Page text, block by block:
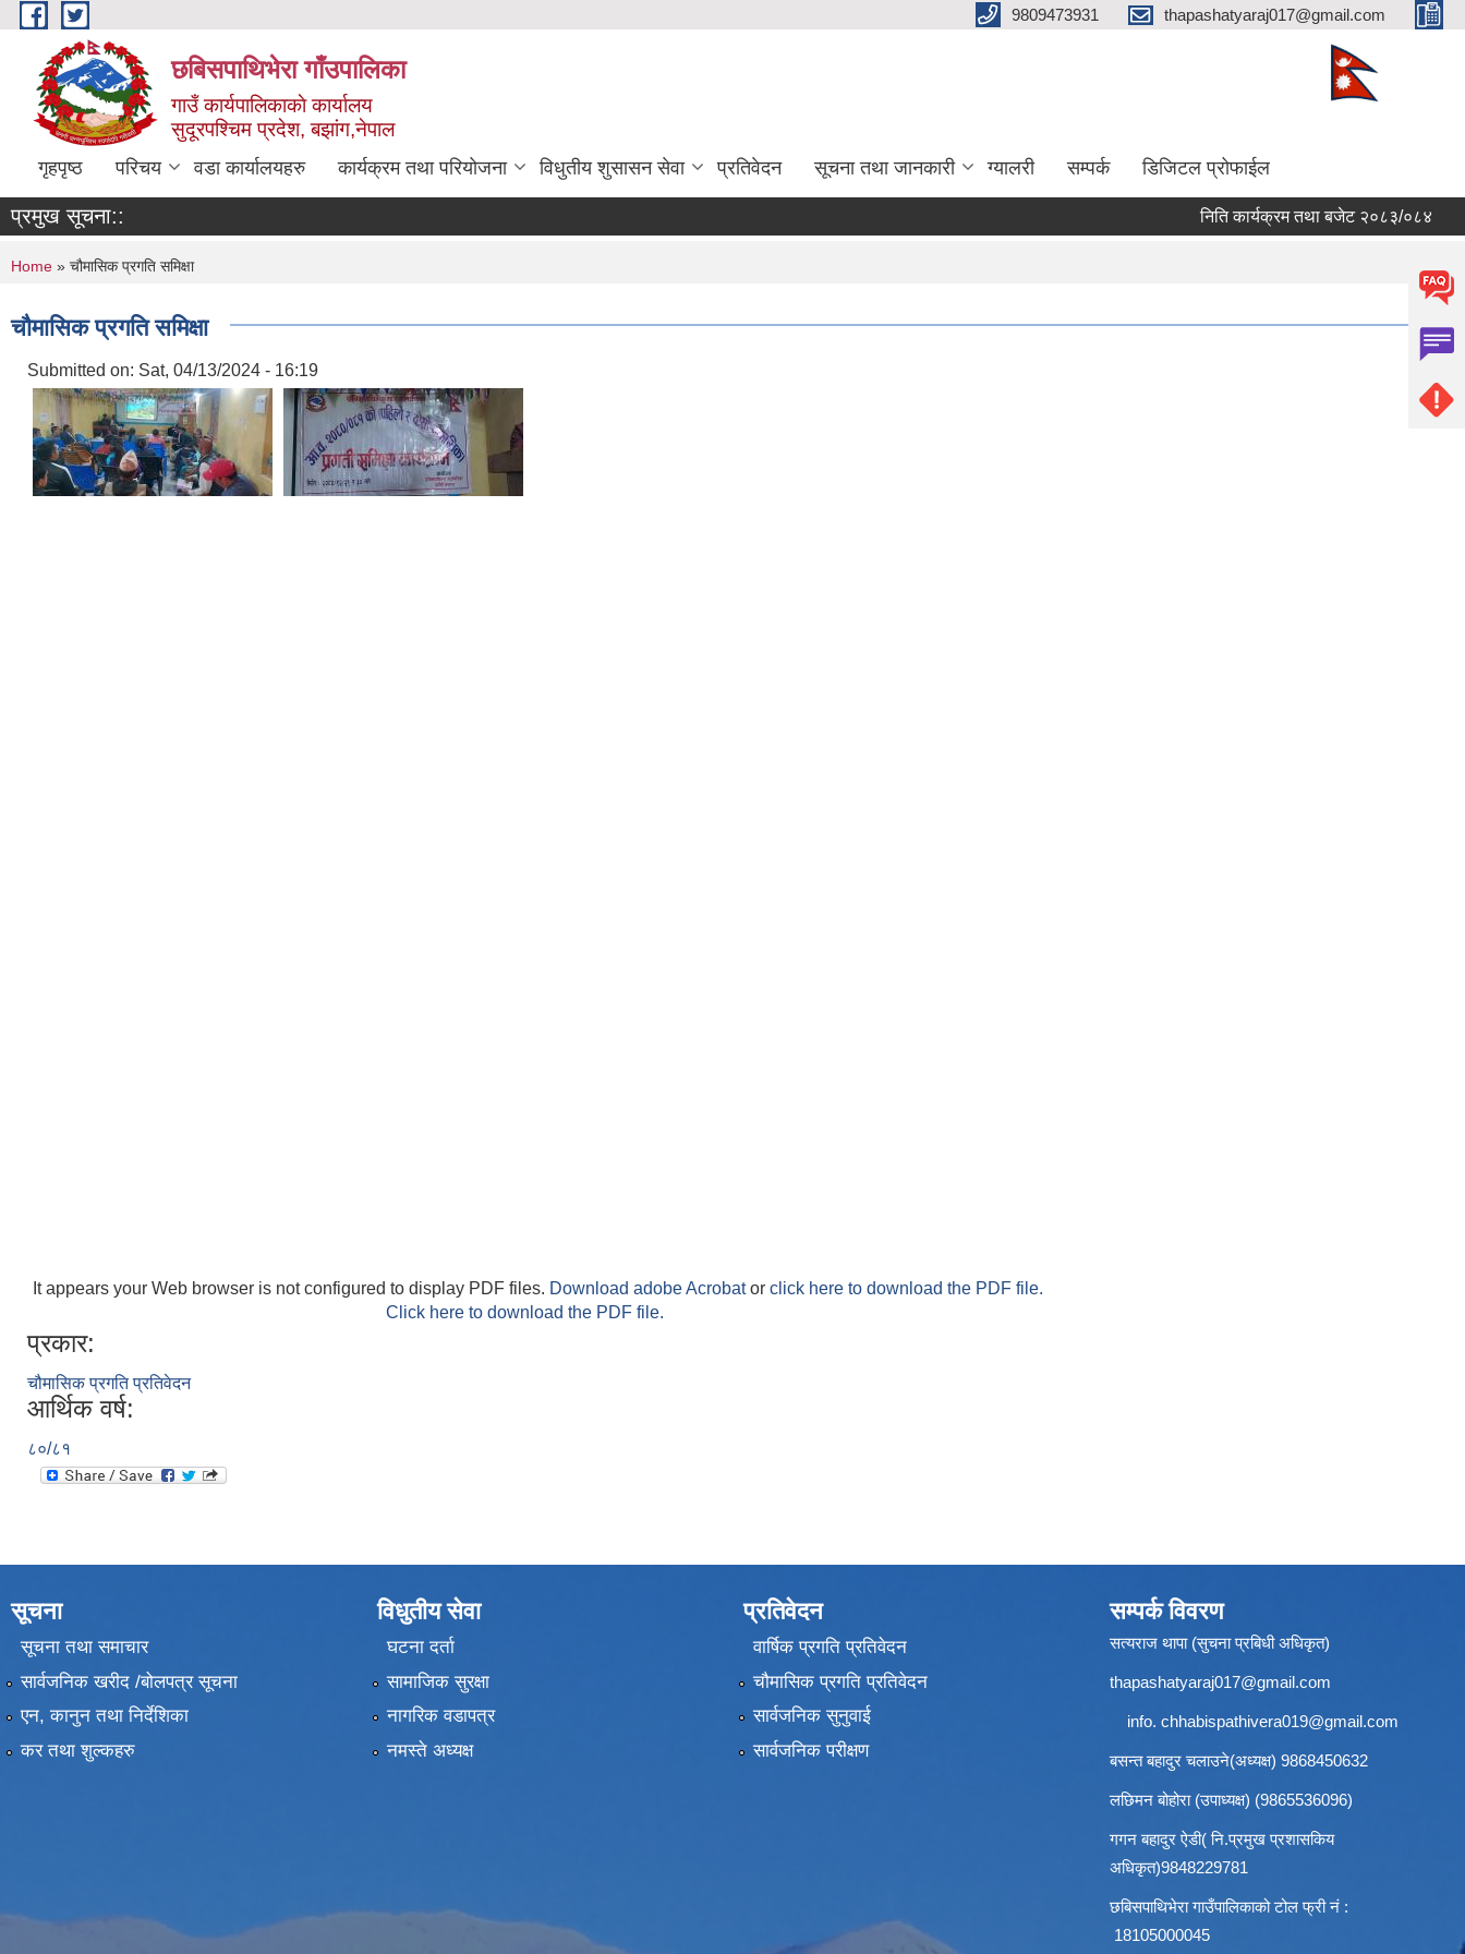
Skip to main content 9809473931 thapashatyaraj017@gmail.com
छबिसपाथिभेरा गाँउपालिका
गाउँ कार्यपालिकाकाे कार्यालय
सुदूरपश्चिम प्रदेश, बझांग,नेपाल
गृहपृष्ठ परिचय वडा कार्यालयहरु कार्यक्रम तथा परियोजना विधुतीय शुसासन सेवा प्रतिवेदन सूचना तथा जानकारी ग्यालरी सम्पर्क डिजिटल प्रोफाईल
प्रमुख सूचना:: निति कार्यक्रम तथा बजेट २०८३/०८४
You are here
Home » चौमासिक प्रगति समिक्षा
चौमासिक प्रगति समिक्षा
Submitted on: Sat, 04/13/2024 - 16:19
It appears your Web browser is not configured to display PDF files. Download adobe Acrobator click here to download the PDF file.
Click here to download the PDF file.
प्रकार:
चौमासिक प्रगति प्रतिवेदन
आर्थिक वर्ष:
८०/८१
सूचना
सूचना तथा समाचार
सार्वजनिक खरीद /बोलपत्र सूचना
एन, कानुन तथा निर्देशिका
कर तथा शुल्कहरु
विधुतीय सेवा
घटना दर्ता
सामाजिक सुरक्षा
नागरिक वडापत्र
नमस्ते अध्यक्ष
प्रतिवेदन
वार्षिक प्रगति प्रतिवेदन
चौमासिक प्रगति प्रतिवेदन
सार्वजनिक सुनुवाई
सार्वजनिक परीक्षण
सम्पर्क विवरण
सत्यराज थापा (सुचना प्रबिधी अधिकृत)
thapashatyaraj017@gmail.com
info. chhabispathivera019@gmail.com
बसन्त बहादुर चलाउने(अध्यक्ष) 9868450632
लछिमन बोहोरा (उपाध्यक्ष) (9865536096)
गगन बहादुर ऐडी( नि.प्रमुख प्रशासकिय
अधिकृत)9848229781
छबिसपाथिभेरा गाउँपालिकाको टोल फ्री नं :
18105000045